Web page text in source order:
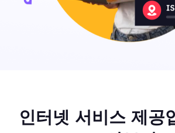
인터넷 서비스 제공